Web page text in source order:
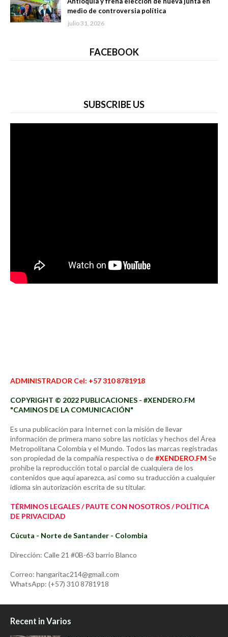
medio de controversia política
julio 31, 2026
FACEBOOK
SUBSCRIBE US
ADMINISTRADOR Cel: +57 310 8781918
COPYRIGHT © 2022 PUBLICACIONES - #XENDERO.FM
"CAMINOS DE LA COMUNICACIÓN"
Es una publicación para Internet con la misión de llevar
información de primera mano sobre las noticias y hechos del Área
Metropolitana Colombia y el Mundo. Todos las marcas registradas
son propiedad de la compañía respectiva o de#XENDERO.FM Se
prohíbe la reproducción total o parcial de cualquiera de los
contenidos que aquí aparezca, así como su traducción a cualquier
idioma sin autorización escrita de su titular.
TÉRMINOS LEGALES / PAUTE CON NOSOTROS / POLÍTICA
DE PRIVACIDAD
Cúcuta - Norte de Santander - Colombia
Dirección: Calle 21 #0B-63 barrio Blanco
Correo: hangaritac214@gmail.com
WhatsApp: (+57) 310 8781918
Recent in Varios